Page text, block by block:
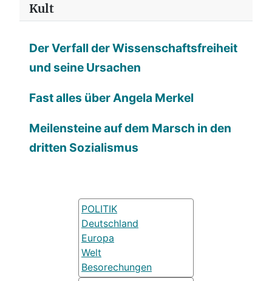
Kult
Der Verfall der Wissenschaftsfreiheit
und seine Ursachen
Fast alles über Angela Merkel
Meilensteine auf dem Marsch in den
dritten Sozialismus
POLITIK
Deutschland
Europa
Welt
Besorechungen